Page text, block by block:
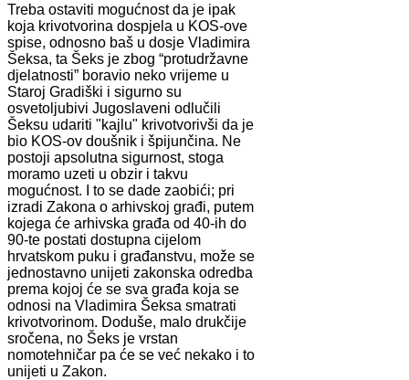
Treba ostaviti mogućnost da je ipak
koja krivotvorina dospjela u KOS-ove
spise, odnosno baš u dosje Vladimira
Šeksa, ta Šeks je zbog “protudržavne
djelatnosti” boravio neko vrijeme u
Staroj Gradiški i sigurno su
osvetoljubivi Jugoslaveni odlučili
Šeksu udariti "kajlu" krivotvorivši da je
bio KOS-ov doušnik i špijunčina. Ne
postoji apsolutna sigurnost, stoga
moramo uzeti u obzir i takvu
mogućnost. I to se dade zaobići; pri
izradi Zakona o arhivskoj građi, putem
kojega će arhivska građa od 40-ih do
90-te postati dostupna cijelom
hrvatskom puku i građanstvu, može se
jednostavno unijeti zakonska odredba
prema kojoj će se sva građa koja se
odnosi na Vladimira Šeksa smatrati
krivotvorinom. Doduše, malo drukčije
sročena, no Šeks je vrstan
nomotehničar pa će se već nekako i to
unijeti u Zakon.